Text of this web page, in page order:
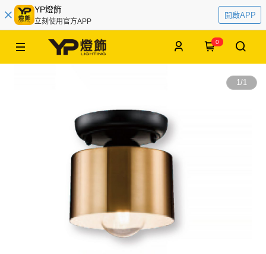
YP燈飾
立刻使用官方APP
開啟APP
0
1/1